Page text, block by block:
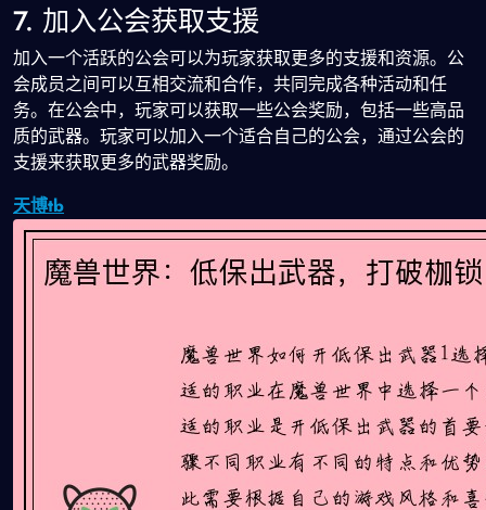
7. 加入公会获取支援
加入一个活跃的公会可以为玩家获取更多的支援和资源。公
会成员之间可以互相交流和合作，共同完成各种活动和任
务。在公会中，玩家可以获取一些公会奖励，包括一些高品
质的武器。玩家可以加入一个适合自己的公会，通过公会的
支援来获取更多的武器奖励。
天博tb